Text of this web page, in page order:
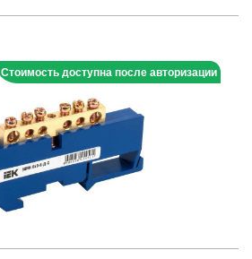
Стоимость доступна после авторизации